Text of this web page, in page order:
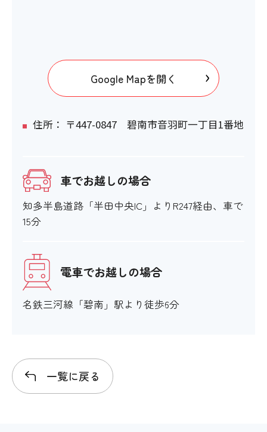
電動車いすの利用
〇
トイレ内配置の触知案内図
オストメイト対応
館内移動について
階段・段差
Google Mapを開く
住所： 〒447-0847 碧南市音羽町一丁目1番地
車でお越しの場合
知多半島道路「半田中央IC」よりR247経由、車で
15分
電車でお越しの場合
名鉄三河線「碧南」駅より徒歩6分
一覧に戻る